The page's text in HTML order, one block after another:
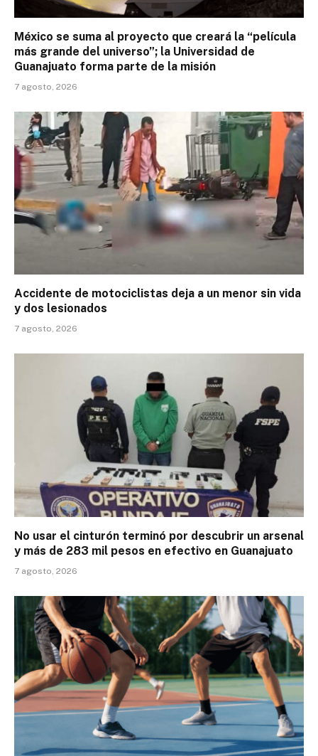
México se suma al proyecto que creará la “película
más grande del universo”; la Universidad de
Guanajuato forma parte de la misión
7 agosto, 2026
Accidente de motociclistas deja a un menor sin vida
y dos lesionados
7 agosto, 2026
No usar el cinturón terminó por descubrir un arsenal
y más de 283 mil pesos en efectivo en Guanajuato
7 agosto, 2026